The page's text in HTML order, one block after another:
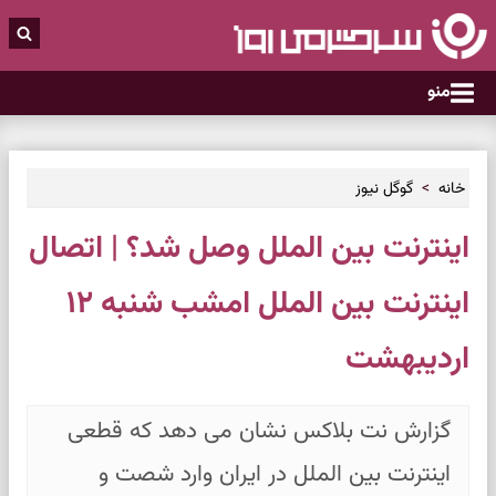
منو
خانه گوگل نیوز
اینترنت بین الملل وصل شد؟ | اتصال
اینترنت بین الملل امشب شنبه ۱۲
اردیبهشت
گزارش نت بلاکس نشان می دهد که قطعی
اینترنت بین الملل در ایران وارد شصت و